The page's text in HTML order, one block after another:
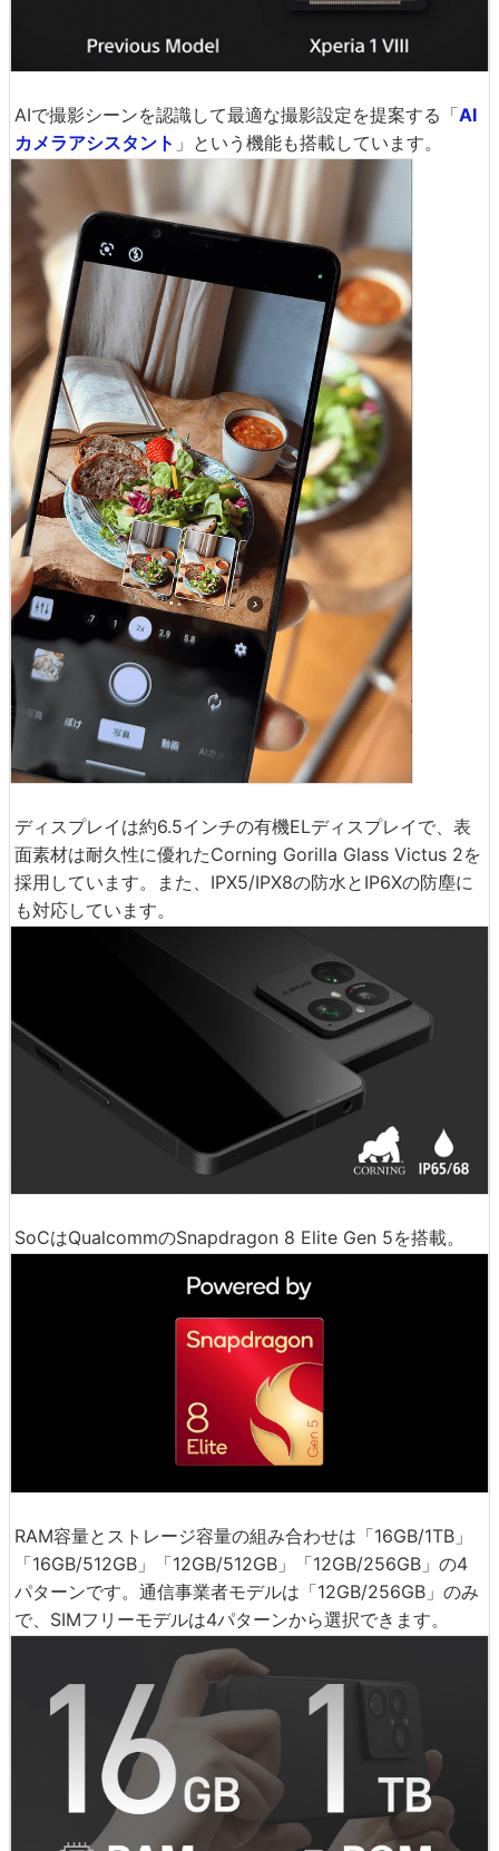
AIで撮影シーンを認識して最適な撮影設定を提案する「AI
カメラアシスタント 」という機能も搭載しています。
ディスプレイは約6.5インチの有機ELディスプレイで、表
面素材は耐久性に優れたCorning Gorilla Glass Victus 2を
採用しています。また、IPX5/IPX8の防水とIP6Xの防塵に
も対応しています。
SoCはQualcommのSnapdragon 8 Elite Gen 5を搭載。
RAM容量とストレージ容量の組み合わせは「16GB/1TB」
「16GB/512GB」「12GB/512GB」「12GB/256GB」の4
パターンです。通信事業者モデルは「12GB/256GB」のみ
で、SIMフリーモデルは4パターンから選択できます。